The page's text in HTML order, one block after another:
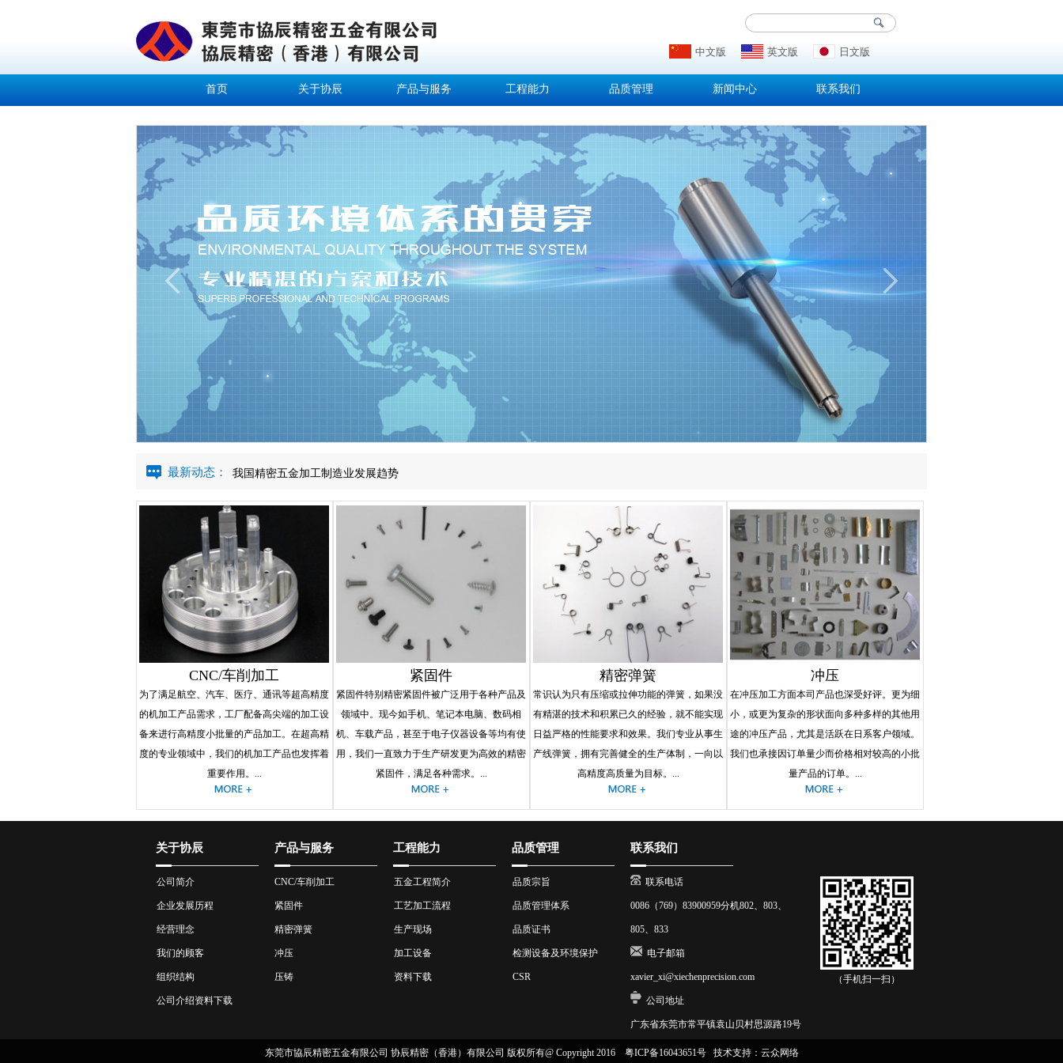
中文版 英文版 日文版
首页 关于协辰 产品与服务 工程能力 品质管理 新闻中心 联系我们
最新动态：
我国精密五金加工制造业发展趋势
我国精密五金加工制造业发展趋势
我国精密五金加工制造业发展趋势
网站上线成功
CNC/车削加工
为了满足航空、汽车、医疗、通讯等超高精度
的机加工产品需求，工厂配备高尖端的加工设
备来进行高精度小批量的产品加工。在超高精
度的专业领域中，我们的机加工产品也发挥着
重要作用。...
紧固件
紧固件特别精密紧固件被广泛用于各种产品及
领域中。现今如手机、笔记本电脑、数码相
机、车载产品，甚至于电子仪器设备等均有使
用，我们一直致力于生产研发更为高效的精密
紧固件，满足各种需求。...
精密弹簧
常识认为只有压缩或拉伸功能的弹簧，如果没
有精湛的技术和积累已久的经验，就不能实现
日益严格的性能要求和效果。我们专业从事生
产线弹簧，拥有完善健全的生产体制，一向以
高精度高质量为目标。...
冲压
在冲压加工方面本司产品也深受好评。更为细
小，或更为复杂的形状面向多种多样的其他用
途的冲压产品，尤其是活跃在日系客户领域。
我们也承接因订单量少而价格相对较高的小批
量产品的订单。...
关于协辰
公司简介
企业发展历程
经营理念
我们的顾客
组织结构
公司介绍资料下载
产品与服务
CNC/车削加工
紧固件
精密弹簧
冲压
压铸
工程能力
五金工程简介
工艺加工流程
生产现场
加工设备
资料下载
品质管理
品质宗旨
品质管理体系
品质证书
检测设备及环境保护
CSR
联系我们
联系电话
0086（769）83900959分机802、803、
805、833
电子邮箱
xavier_xi@xiechenprecision.com
公司地址
广东省东莞市常平镇袁山贝村思源路19号
（手机扫一扫）
东莞市協辰精密五金有限公司 协辰精密（香港）有限公司 版权所有@ Copyright 2016 粤ICP备16043651号 技术支持：云众网络